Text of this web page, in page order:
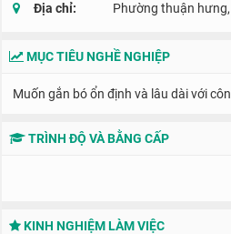
Địa chỉ: Phường thuận
MỤC TIÊU NGHỀ NGHIỆP
Muốn gắn bó ổn định và lâu dài với
TRÌNH ĐỘ VÀ BẰNG CẤP
KINH NGHIỆM LÀM VIỆC